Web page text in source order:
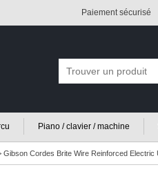
Paiement sécurisé
Piano / clavier / machine
Gibson Cordes Brite Wire Reinforced Electric